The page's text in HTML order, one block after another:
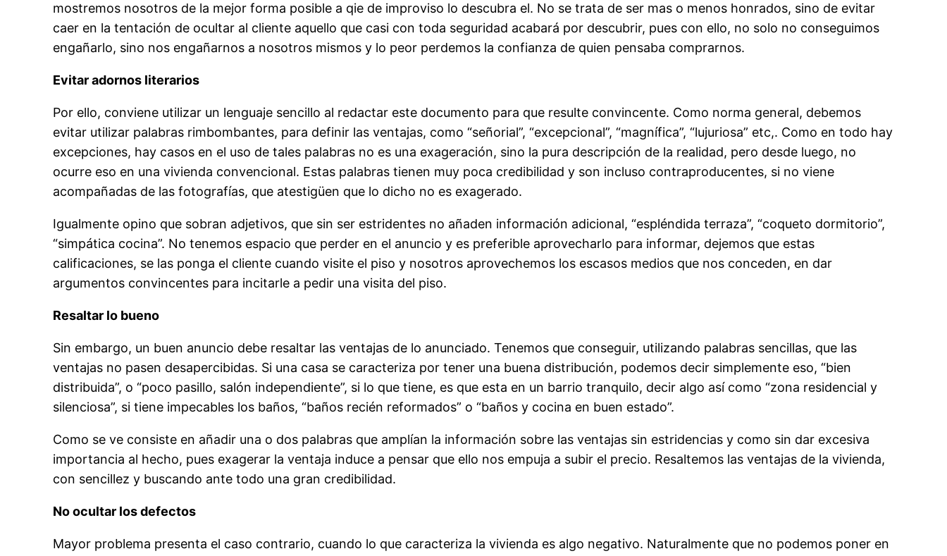
mostremos nosotros de la mejor forma posible a qie de improviso lo descubra el. No se trata de ser mas o menos honrados, sino de evitar
caer en la tentación de ocultar al cliente aquello que casi con toda seguridad acabará por descubrir, pues con ello, no solo no conseguimos
engañarlo, sino nos engañarnos a nosotros mismos y lo peor perdemos la confianza de quien pensaba comprarnos.
Evitar adornos literarios
Por ello, conviene utilizar un lenguaje sencillo al redactar este documento para que resulte convincente. Como norma general, debemos
evitar utilizar palabras rimbombantes, para definir las ventajas, como “señorial”, “excepcional”, “magnífica”, “lujuriosa” etc,. Como en todo hay
excepciones, hay casos en el uso de tales palabras no es una exageración, sino la pura descripción de la realidad, pero desde luego, no
ocurre eso en una vivienda convencional. Estas palabras tienen muy poca credibilidad y son incluso contraproducentes, si no viene
acompañadas de las fotografías, que atestigüen que lo dicho no es exagerado.
Igualmente opino que sobran adjetivos, que sin ser estridentes no añaden información adicional, “espléndida terraza”, “coqueto dormitorio”,
“simpática cocina”. No tenemos espacio que perder en el anuncio y es preferible aprovecharlo para informar, dejemos que estas
calificaciones, se las ponga el cliente cuando visite el piso y nosotros aprovechemos los escasos medios que nos conceden, en dar
argumentos convincentes para incitarle a pedir una visita del piso.
Resaltar lo bueno
Sin embargo, un buen anuncio debe resaltar las ventajas de lo anunciado. Tenemos que conseguir, utilizando palabras sencillas, que las
ventajas no pasen desapercibidas. Si una casa se caracteriza por tener una buena distribución, podemos decir simplemente eso, “bien
distribuida”, o “poco pasillo, salón independiente”, si lo que tiene, es que esta en un barrio tranquilo, decir algo así como “zona residencial y
silenciosa”, si tiene impecables los baños, “baños recién reformados” o “baños y cocina en buen estado”.
Como se ve consiste en añadir una o dos palabras que amplían la información sobre las ventajas sin estridencias y como sin dar excesiva
importancia al hecho, pues exagerar la ventaja induce a pensar que ello nos empuja a subir el precio. Resaltemos las ventajas de la vivienda,
con sencillez y buscando ante todo una gran credibilidad.
No ocultar los defectos
Mayor problema presenta el caso contrario, cuando lo que caracteriza la vivienda es algo negativo. Naturalmente que no podemos poner en